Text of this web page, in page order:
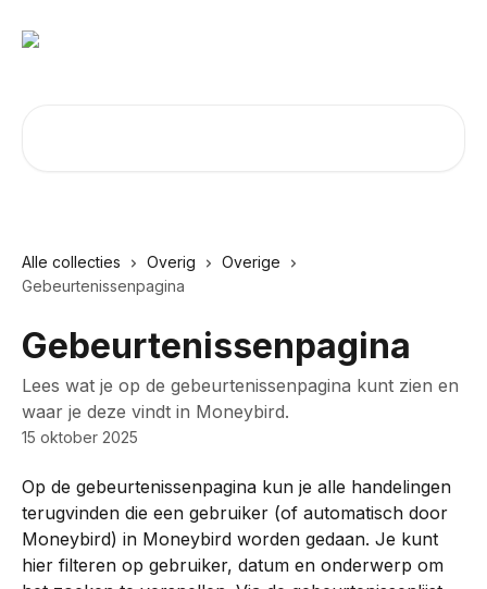
Alle collecties Overig
Overige
Gebeurtenissenpagina
Gebeurtenissenpagina
Lees wat je op de gebeurtenissenpagina kunt zien en
waar je deze vindt in Moneybird.
15 oktober 2025
Op de gebeurtenissenpagina kun je alle handelingen
terugvinden die een gebruiker (of automatisch door
Moneybird) in Moneybird worden gedaan. Je kunt
hier filteren op gebruiker, datum en onderwerp om